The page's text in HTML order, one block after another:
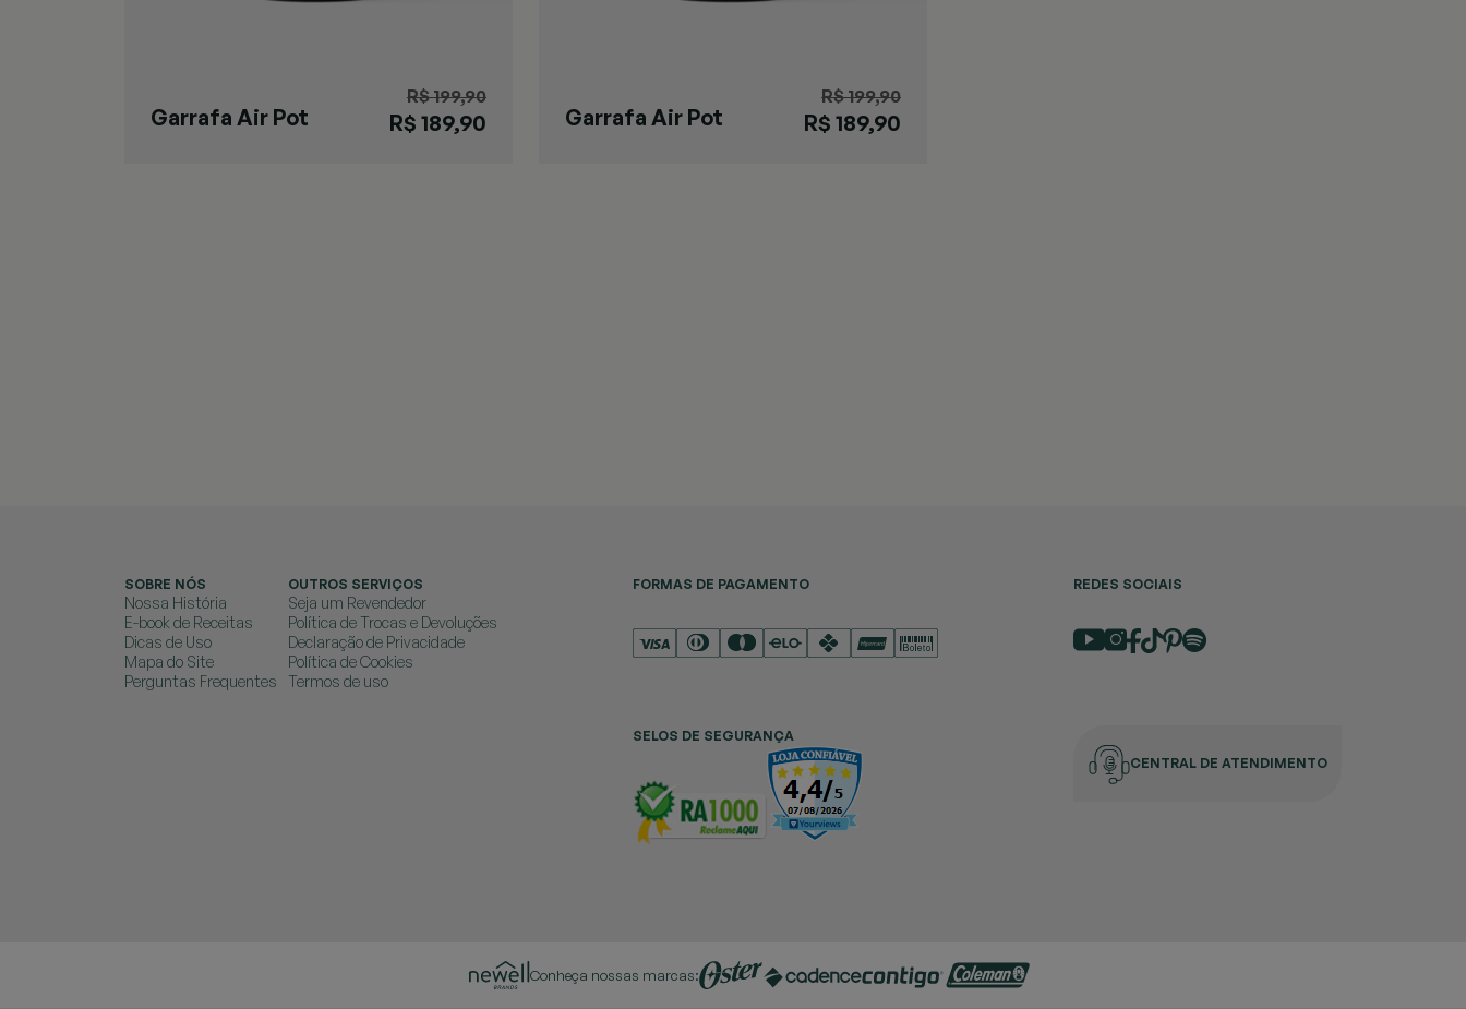
Garrafa Air Pot
R$ 199,90
R$ 189,90
Garrafa Air Pot
R$ 199,90
R$ 189,90
SOBRE NÓS
Nossa História
E-book de Receitas
Dicas de Uso
Mapa do Site
Perguntas Frequentes
OUTROS SERVIÇOS
Seja um Revendedor
Política de Trocas e Devoluções
Declaração de Privacidade
Política de Cookies
Termos de uso
FORMAS DE PAGAMENTO
SELOS DE SEGURANÇA
REDES SOCIAIS
CENTRAL DE ATENDIMENTO
Conheça nossas marcas: